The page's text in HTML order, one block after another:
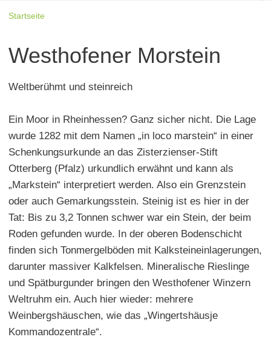
Startseite
Westhofener Morstein
Weltberühmt und steinreich
Ein Moor in Rheinhessen? Ganz sicher nicht. Die Lage
wurde 1282 mit dem Namen „in loco marstein“ in einer
Schenkungsurkunde an das Zisterzienser-Stift
Otterberg (Pfalz) urkundlich erwähnt und kann als
„Markstein“ interpretiert werden. Also ein Grenzstein
oder auch Gemarkungsstein. Steinig ist es hier in der
Tat: Bis zu 3,2 Tonnen schwer war ein Stein, der beim
Roden gefunden wurde. In der oberen Bodenschicht
finden sich Tonmergelböden mit Kalksteineinlagerungen,
darunter massiver Kalkfelsen. Mineralische Rieslinge
und Spätburgunder bringen den Westhofener Winzern
Weltruhm ein. Auch hier wieder: mehrere
Weinbergshäuschen, wie das „Wingertshäusje
Kommandozentrale“.